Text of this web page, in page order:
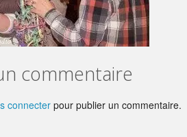
commentaire
connecter pour publier un commentaire.